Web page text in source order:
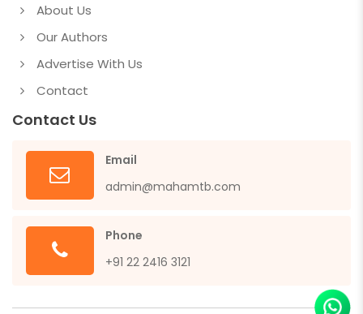
About Us
Our Authors
Advertise With Us
Contact
Contact Us
Email
admin@mahamtb.com
Phone
+91 22 2416 3121